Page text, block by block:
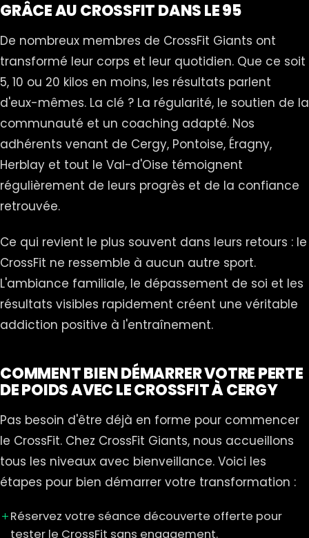
GRÂCE AU CROSSFIT DANS LE 95
De nombreux membres de CrossFit Giants ont
transformé leur corps et leur quotidien. Que ce soit
5, 10 ou 20 kilos en moins, les résultats parlent
d'eux-mêmes. La clé ? La régularité, le soutien de la
communauté et un coaching adapté. Nos
adhérents venant de Cergy, Pontoise, Éragny,
Herblay et tout le Val-d'Oise témoignent
régulièrement de leurs progrès et de la confiance
retrouvée.
Ce qui revient le plus souvent dans leurs retours : le
CrossFit ne ressemble à aucun autre sport.
L'ambiance familiale, le dépassement de soi et les
résultats visibles rapidement créent une véritable
addiction positive à l'entraînement.
COMMENT BIEN DÉMARRER VOTRE PERTE
DE POIDS AVEC LE CROSSFIT À CERGY
Pas besoin d'être déjà en forme pour commencer
le CrossFit. Chez CrossFit Giants, nous accueillons
tous les niveaux avec bienveillance. Voici les
étapes pour bien démarrer votre transformation :
Réservez votre séance découverte offerte pour
tester le CrossFit sans engagement.